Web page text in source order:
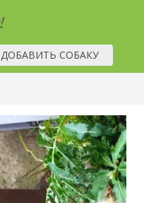
ДОБАВИТЬ СОБАКУ